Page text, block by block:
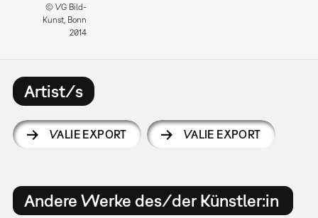
© VG Bild-
Kunst, Bonn
2014
Artist/s
VALIE EXPORT VALIE EXPORT
Andere Werke des/der Künstler:in